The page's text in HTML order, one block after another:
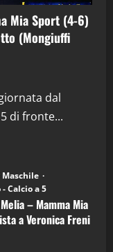
Mia Sport (4-6)
(Mongiuffi
dal
di fronte...
Maschile
Calcio a 5
– Mamma Mia
a Veronica Freni
29^ Puntata
28^ Puntata